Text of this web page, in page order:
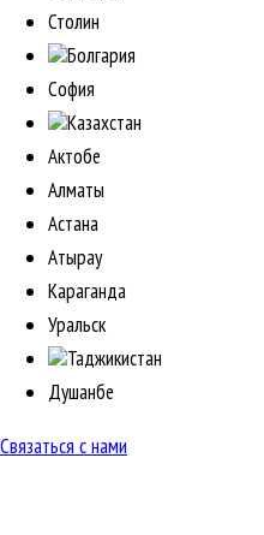
Столин
Болгария
София
Казахстан
Актобе
Алматы
Астана
Атырау
Караганда
Уральск
Таджикистан
Душанбе
Связаться с нами